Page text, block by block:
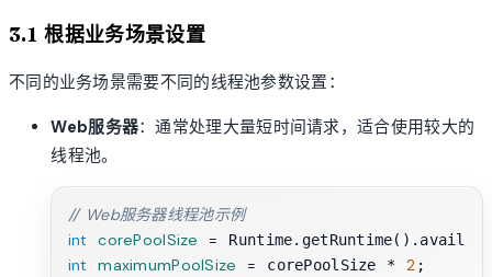
3.1 根据业务场景设置
不同的业务场景需要不同的线程池参数设置：
Web服务器：通常处理大量短时间请求，适合使用较大的
线程池。
// Web服务器线程池示例
int
corePoolSize =
int maximumPoolSize = corePoolSize * 2